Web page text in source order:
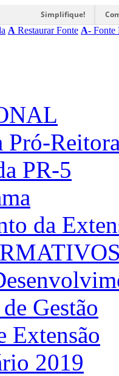
Simplifique!
A Restaurar Fonte A- Fonte
Pró-
PR-5
da
Gestão
Extensão
2019